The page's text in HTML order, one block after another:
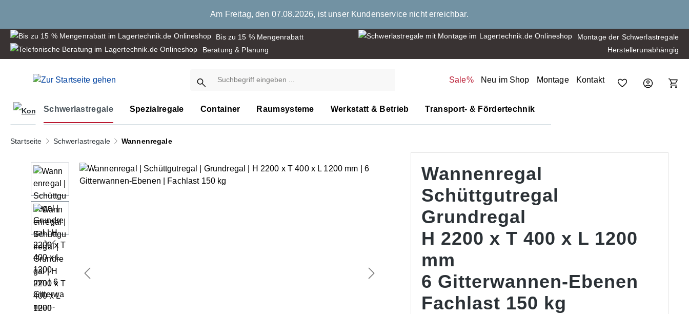
Am Freitag, den 07.08.2026, ist unser Kundenservice nicht erreichbar.
Bis zu 15 % Mengenrabatt
Montage der Schwerlastregale
Beratung & Planung
Herstellerunabhängig
Sale% Neu im Shop Montage Kontakt
Schwerlastregale Spezialregale Container Raumsysteme Werkstatt & Betrieb Transport- & Fördertechnik
Startseite Schwerlastregale Wannenregale
Wannenregal
Schüttgutregal
Grundregal
H 2200 x T 400 x L 1200
mm
6 Gitterwannen-Ebenen
Fachlast 150 kg
Bildergalerie überspringen